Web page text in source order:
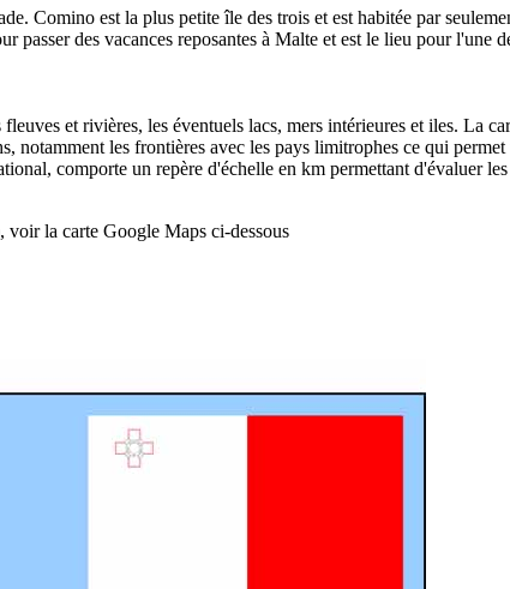
Comino est la plus petite île des trois et est habitée par
des vacances reposantes à Malte et est le lieu pour l'une
et rivières, les éventuels lacs, mers intérieures et iles. La
notamment les frontières avec les pays limitrophes ce qui permet
comporte un repère d'échelle en km permettant d'évaluer les
voir la carte Google Maps ci-dessous